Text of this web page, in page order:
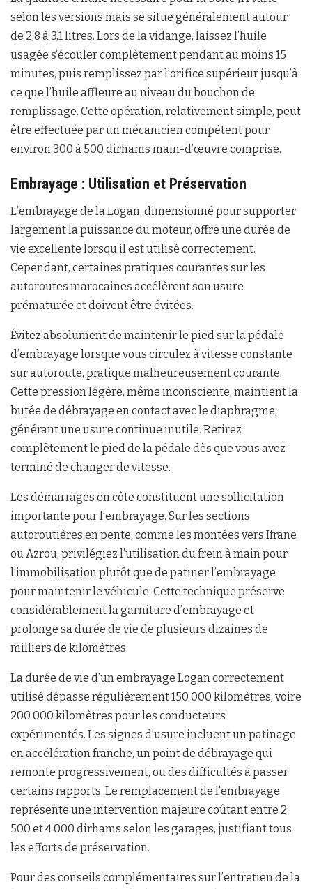
selon les versions mais se situe généralement autour
de 2,8 à 3,1 litres. Lors de la vidange, laissez l’huile
usagée s’écouler complètement pendant au moins 15
minutes, puis remplissez par l’orifice supérieur jusqu’à
ce que l’huile affleure au niveau du bouchon de
remplissage. Cette opération, relativement simple, peut
être effectuée par un mécanicien compétent pour
environ 300 à 500 dirhams main-d’œuvre comprise.
Embrayage : Utilisation et Préservation
L’embrayage de la Logan, dimensionné pour supporter
largement la puissance du moteur, offre une durée de
vie excellente lorsqu’il est utilisé correctement.
Cependant, certaines pratiques courantes sur les
autoroutes marocaines accélèrent son usure
prématurée et doivent être évitées.
Évitez absolument de maintenir le pied sur la pédale
d’embrayage lorsque vous circulez à vitesse constante
sur autoroute, pratique malheureusement courante.
Cette pression légère, même inconsciente, maintient la
butée de débrayage en contact avec le diaphragme,
générant une usure continue inutile. Retirez
complètement le pied de la pédale dès que vous avez
terminé de changer de vitesse.
Les démarrages en côte constituent une sollicitation
importante pour l’embrayage. Sur les sections
autoroutières en pente, comme les montées vers Ifrane
ou Azrou, privilégiez l’utilisation du frein à main pour
l’immobilisation plutôt que de patiner l’embrayage
pour maintenir le véhicule. Cette technique préserve
considérablement la garniture d’embrayage et
prolonge sa durée de vie de plusieurs dizaines de
milliers de kilomètres.
La durée de vie d’un embrayage Logan correctement
utilisé dépasse régulièrement 150 000 kilomètres, voire
200 000 kilomètres pour les conducteurs
expérimentés. Les signes d’usure incluent un patinage
en accélération franche, un point de débrayage qui
remonte progressivement, ou des difficultés à passer
certains rapports. Le remplacement de l’embrayage
représente une intervention majeure coûtant entre 2
500 et 4 000 dirhams selon les garages, justifiant tous
les efforts de préservation.
Pour des conseils complémentaires sur l’entretien de la